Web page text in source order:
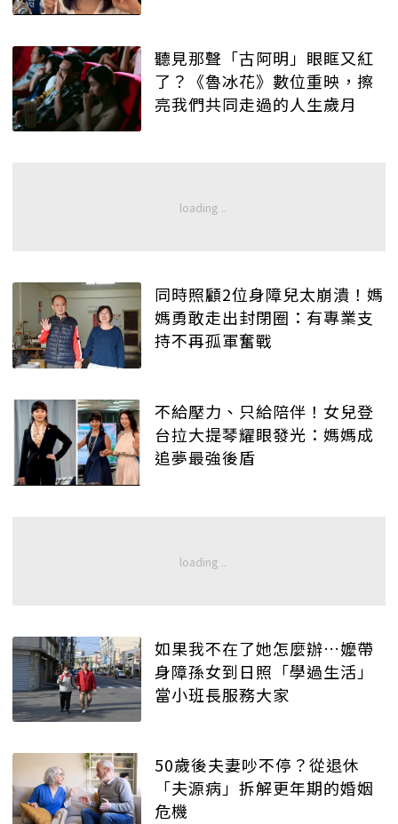
聽見那聲「古阿明」眼眶又紅
了？《魯冰花》數位重映，擦
亮我們共同走過的人生歲月
同時照顧2位身障兒太崩潰！媽
媽勇敢走出封閉圈：有專業支
持不再孤軍奮戰
不給壓力、只給陪伴！女兒登
台拉大提琴耀眼發光：媽媽成
追夢最強後盾
如果我不在了她怎麼辦…嬤帶
身障孫女到日照「學過生活」
當小班長服務大家
50歲後夫妻吵不停？從退休
「夫源病」拆解更年期的婚姻
危機